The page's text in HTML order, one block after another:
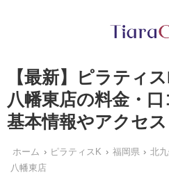
【最新】ピラティ
八幡東店の料金・
基本情報やアクセ
ホーム ピラティスK 福岡県 北九
八幡東店